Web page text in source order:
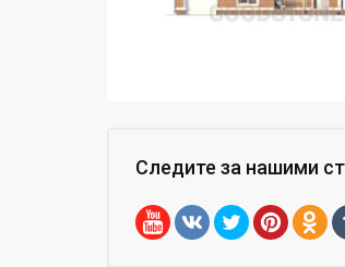
Следите за нашими